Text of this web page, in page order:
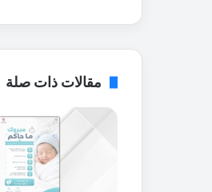
ب
م
مقالات ذات صلة